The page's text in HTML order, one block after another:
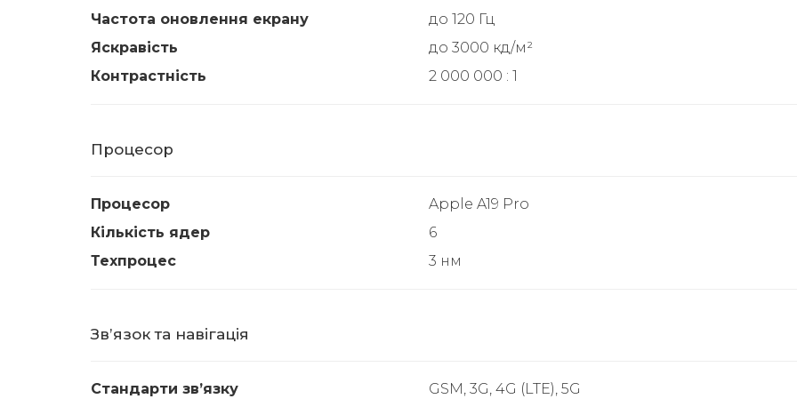
Частота оновлення екрану
до 120 Гц
Яскравість
до 3000 кд/м²
Контрастність
2 000 000 : 1
Процесор
Процесор
Apple A19 Pro
Кількість ядер
6
Техпроцес
3 нм
Звʼязок та навігація
Стандарти звʼязку
GSM, 3G, 4G (LTE), 5G